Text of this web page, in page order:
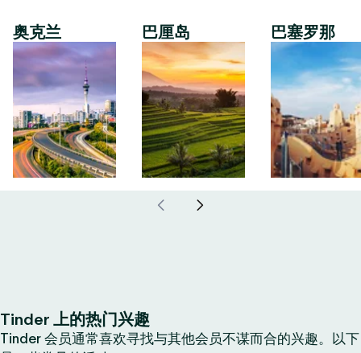
奥克兰 巴厘岛 巴塞罗那
Tinder 上的热门兴趣
Tinder 会员通常喜欢寻找与其他会员不谋而合的兴趣。以下